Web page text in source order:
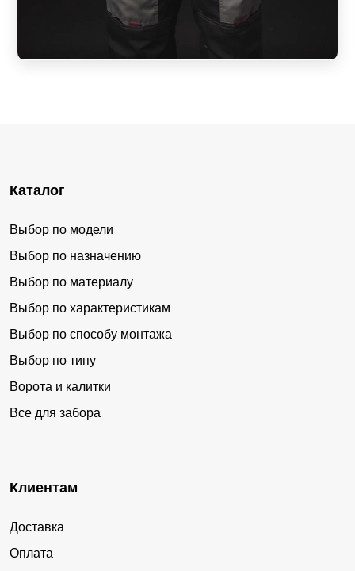
Каталог
Выбор по модели
Выбор по назначению
Выбор по материалу
Выбор по характеристикам
Выбор по способу монтажа
Выбор по типу
Ворота и калитки
Все для забора
Клиентам
Доставка
Оплата